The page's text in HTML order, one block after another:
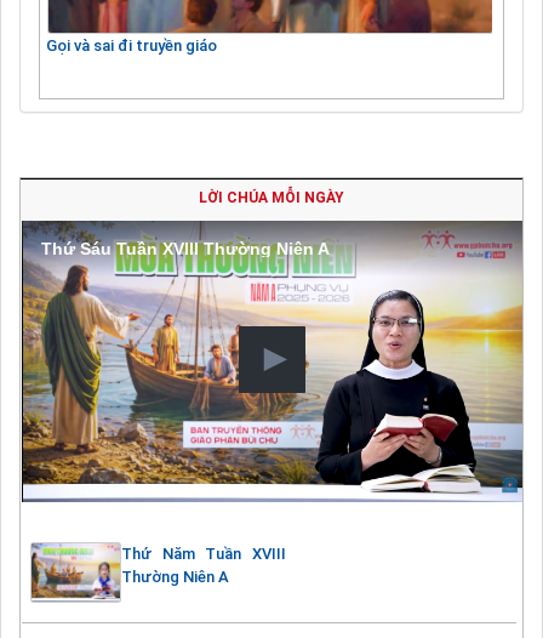
Gọi và sai đi truyền giáo
LỜI CHÚA MỖI NGÀY
Thứ Sáu Tuần XVIII Thường Niên A
Thứ Năm Tuần XVIII
Thường Niên A